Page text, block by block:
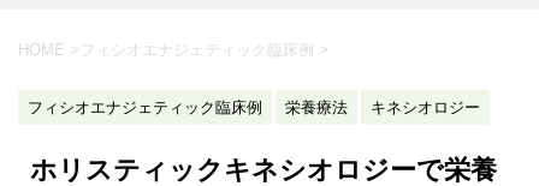
HOME > フィシオエナジェティック臨床例 >
フィシオエナジェティック臨床例 栄養療法 キネシオロジー
ホリスティックキネシオロジーで栄養